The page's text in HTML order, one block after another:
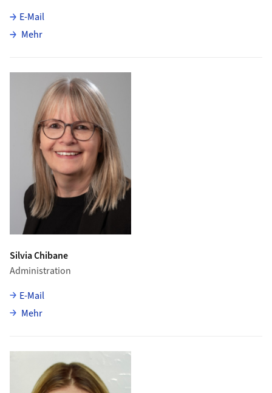
E-Mail
Mehrüber Lena Zipp
Silvia Chibane
Administration
E-Mail
Mehrüber Silvia Chibane